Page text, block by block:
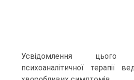
Усвідомлення
психоаналітичної терапії